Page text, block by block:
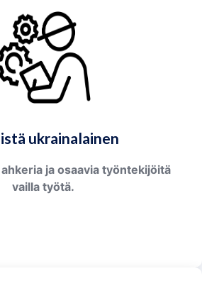
ukrainalainen
ja osaavia työntekijöitä
vailla työtä.